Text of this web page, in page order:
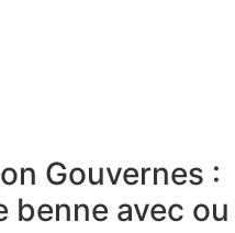
Gouvernes :
benne avec ou